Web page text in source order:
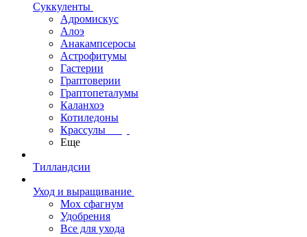
Суккуленты
Адромискус
Алоэ
Анакампсеросы
Астрофитумы
Гастерии
Граптоверии
Граптопеталумы
Каланхоэ
Котиледоны
Крассулы
Еще
Тилландсии
Уход и выращивание
Мох сфагнум
Удобрения
Все для ухода